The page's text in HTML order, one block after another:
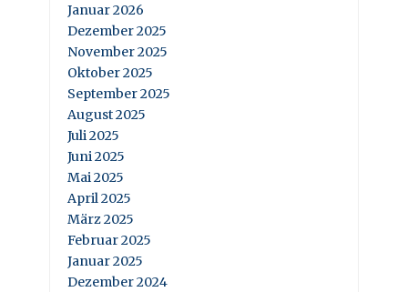
Januar 2026
Dezember 2025
November 2025
Oktober 2025
September 2025
August 2025
Juli 2025
Juni 2025
Mai 2025
April 2025
März 2025
Februar 2025
Januar 2025
Dezember 2024